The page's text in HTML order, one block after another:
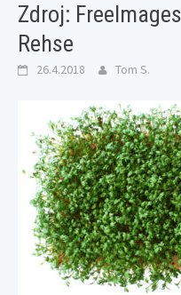
Zdroj:
Rehse
26.4.2018 Tom S.